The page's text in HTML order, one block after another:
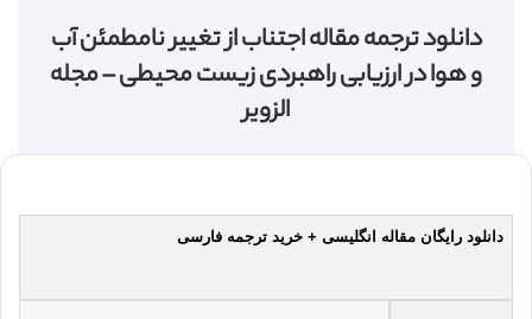
دانلود ترجمه مقاله اجتناب از تغییر نامطمئن آب
و هوا در ارزیابی راهبردی زیست محیطی – مجله
الزویر
دانلود رایگان مقاله انگلیسی + خرید ترجمه فارسی